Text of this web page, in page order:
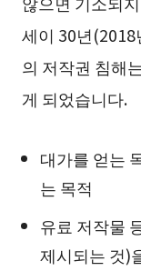
세이 30년(2018
의 저작권 침해
게 되었습니다.
대가를 얻는
는 목적
유료 저작물
제시되는 것)